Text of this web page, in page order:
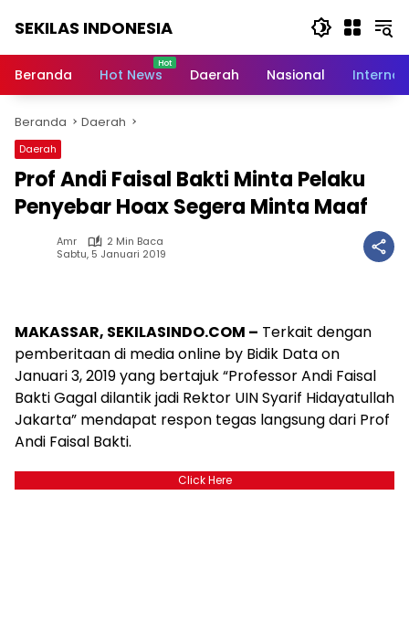
SEKILAS INDONESIA
Terkini,
Latest
World,
Headlines,
News
Today
Beranda Hot News Daerah Nasional
Beranda Daerah
Daerah
Prof Andi Faisal Bakti Minta Pelaku
Penyebar Hoax Segera Minta Maaf
Amr
2 Min Baca
Sabtu, 5 Januari 2019
MAKASSAR, SEKILASINDO.COM – Terkait dengan
pemberitaan di media online by Bidik Data on
Januari 3, 2019 yang bertajuk “Professor Andi Faisal
Bakti Gagal dilantik jadi Rektor UIN Syarif Hidayatullah
Jakarta” mendapat respon tegas langsung dari Prof
Andi Faisal Bakti.
Click Here